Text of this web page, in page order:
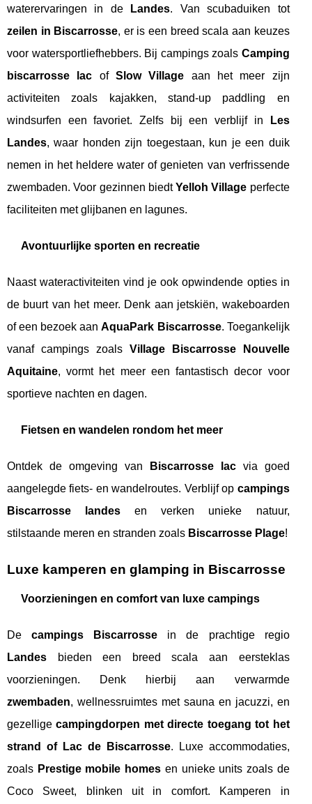
waterervaringen in de
Landes. Van scubaduiken tot
zeilen in Biscarrosse, er is een breed scala aan keuzes
voor watersportliefhebbers. Bij campings zoals Camping
biscarrosse lac of Slow Village aan het meer zijn
activiteiten zoals kajakken, stand-up paddling en
windsurfen een favoriet. Zelfs bij een verblijf in
Les
Landes, waar honden zijn toegestaan, kun je een duik
nemen in het heldere water of genieten van verfrissende
zwembaden. Voor gezinnen biedt Yelloh Village perfecte
faciliteiten met glijbanen en lagunes.
Avontuurlijke sporten en recreatie
Naast wateractiviteiten vind je ook opwindende opties in
de buurt van het meer. Denk aan jetskiën, wakeboarden
of een bezoek aanAquaPark Biscarrosse. Toegankelijk
vanaf campings zoals Village Biscarrosse Nouvelle
Aquitaine, vormt het meer een fantastisch decor voor
sportieve nachten en dagen.
Fietsen en wandelen rondom het meer
Ontdek de omgeving van Biscarrosse lacvia goed
aangelegde fiets- en wandelroutes. Verblijf op campings
Biscarrosse landes en verken unieke natuur,
stilstaande meren en stranden zoals Biscarrosse Plage!
Luxe kamperen en glamping in Biscarrosse
Voorzieningen en comfort van luxe campings
Decampings Biscarrosse in de prachtige regio
Landes bieden een breed scala aan eersteklas
voorzieningen. Denk hierbij aan verwarmde
zwembaden, wellnessruimtes met sauna en jacuzzi, en
gezelligecampingdorpen met directe toegang tot het
strand of Lac de Biscarrosse. Luxe accommodaties,
zoals Prestige mobile homes en unieke units zoals de
Coco Sweet, blinken uit in comfort. Kamperen in